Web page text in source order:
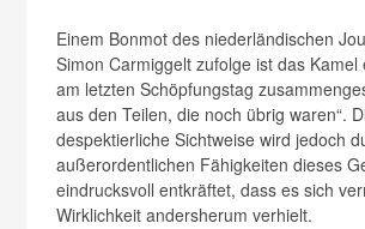
Einem Bonmot des niederländischen
Simon Carmiggelt zufolge ist das Kamel
am letzten Schöpfungstag
aus den Teilen, die noch übrig waren“.
despektierliche Sichtweise wird jedoch
außerordentlichen Fähigkeiten dieses
eindrucksvoll entkräftet, dass es sich
Wirklichkeit andersherum verhielt.